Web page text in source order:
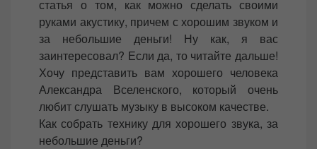
t
e
d
o
n
статья о том, как можно сделать своими
руками акустику, причем с хорошим звуком и
за небольшие деньги! Ну как, я вас
заинтересовал? Если да, то читайте дальше!
Хочу представить вам хорошего человека
Александра Вселенского, который очень
любит слушать музыку в высоком качестве.
Как собрать технику для хорошего звука, за
небольшие деньги?